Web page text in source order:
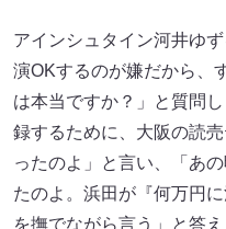
アインシュタイン河井ゆ
演OKするのが嫌だから、
は本当ですか？」と質問
録するために、大阪の読
ったのよ」と言い、「あ
たのよ。浜田が『何万円
を撫でながら言う」と答